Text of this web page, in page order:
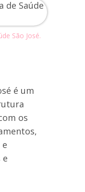
São José.
é um
os
e